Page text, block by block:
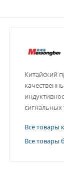
Китайский
Все товары
Все товары